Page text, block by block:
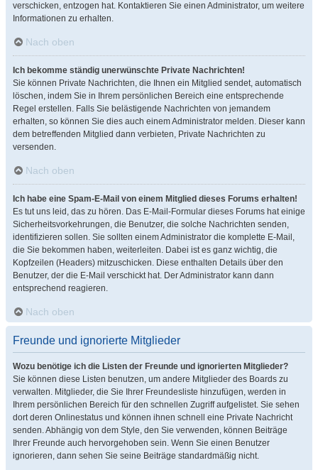
verschicken, entzogen hat. Kontaktieren Sie einen Administrator, um weitere
Informationen zu erhalten.
Nach oben
Ich bekomme ständig unerwünschte Private Nachrichten!
Sie können Private Nachrichten, die Ihnen ein Mitglied sendet, automatisch
löschen, indem Sie in Ihrem persönlichen Bereich eine entsprechende
Regel erstellen. Falls Sie belästigende Nachrichten von jemandem
erhalten, so können Sie dies auch einem Administrator melden. Dieser kann
dem betreffenden Mitglied dann verbieten, Private Nachrichten zu
versenden.
Nach oben
Ich habe eine Spam-E-Mail von einem Mitglied dieses Forums erhalten!
Es tut uns leid, das zu hören. Das E-Mail-Formular dieses Forums hat einige
Sicherheitsvorkehrungen, die Benutzer, die solche Nachrichten senden,
identifizieren sollen. Sie sollten einem Administrator die komplette E-Mail,
die Sie bekommen haben, weiterleiten. Dabei ist es ganz wichtig, die
Kopfzeilen (Headers) mitzuschicken. Diese enthalten Details über den
Benutzer, der die E-Mail verschickt hat. Der Administrator kann dann
entsprechend reagieren.
Nach oben
Freunde und ignorierte Mitglieder
Wozu benötige ich die Listen der Freunde und ignorierten Mitglieder?
Sie können diese Listen benutzen, um andere Mitglieder des Boards zu
verwalten. Mitglieder, die Sie Ihrer Freundesliste hinzufügen, werden in
Ihrem persönlichen Bereich für den schnellen Zugriff aufgelistet. Sie sehen
dort deren Onlinestatus und können ihnen schnell eine Private Nachricht
senden. Abhängig von dem Style, den Sie verwenden, können Beiträge
Ihrer Freunde auch hervorgehoben sein. Wenn Sie einen Benutzer
ignorieren, dann sehen Sie seine Beiträge standardmäßig nicht.